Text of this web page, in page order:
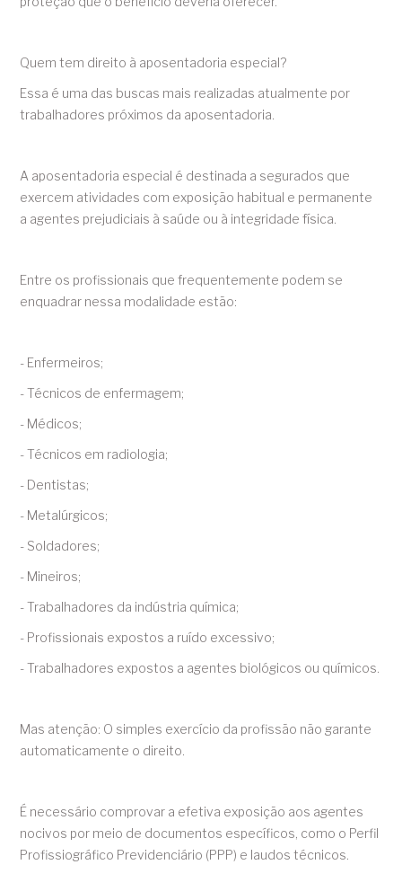
Quem tem direito à aposentadoria especial?
Essa é uma das buscas mais realizadas atualmente por
trabalhadores próximos da aposentadoria.
A aposentadoria especial é destinada a segurados que
exercem atividades com exposição habitual e permanente
a agentes prejudiciais à saúde ou à integridade física.
Entre os profissionais que frequentemente podem se
enquadrar nessa modalidade estão:
- Enfermeiros;
- Técnicos de enfermagem;
- Médicos;
- Técnicos em radiologia;
- Dentistas;
- Metalúrgicos;
- Soldadores;
- Mineiros;
- Trabalhadores da indústria química;
- Profissionais expostos a ruído excessivo;
- Trabalhadores expostos a agentes biológicos ou químicos.
Mas atenção: O simples exercício da profissão não garante
automaticamente o direito.
É necessário comprovar a efetiva exposição aos agentes
nocivos por meio de documentos específicos, como o Perfil
Profissiográfico Previdenciário (PPP) e laudos técnicos.